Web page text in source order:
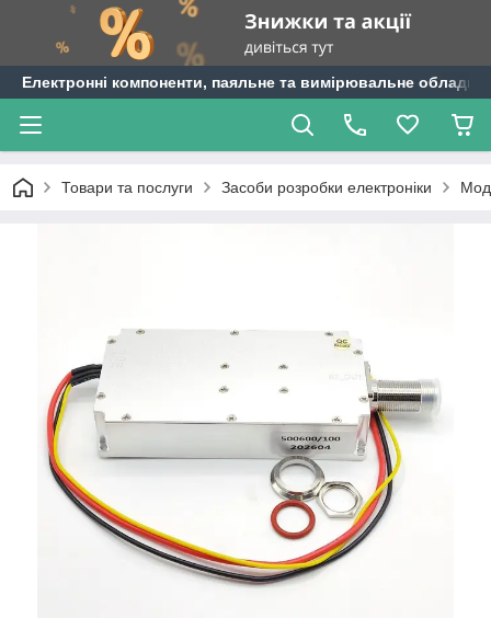
Електронні компоненти, паяльне та вимірювальне
Товари та послуги Засоби розробки електроніки